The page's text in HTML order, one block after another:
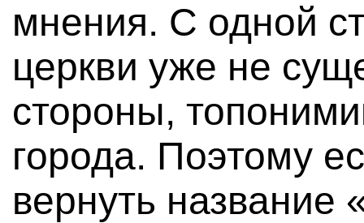
мнения. С одной
церкви уже не
стороны,
города. Поэтому
вернуть название